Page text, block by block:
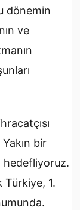
dönemin
ve
Yakın bir
hedefliyoruz.
1.